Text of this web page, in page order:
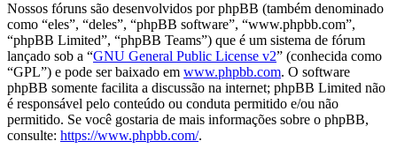
Nossos fóruns são desenvolvidos por phpBB (também denominado
como “eles”, “deles”, “phpBB software”, “www.phpbb.com”,
“phpBB Limited”, “phpBB Teams”) que é um sistema de fórum
lançado sob a “GNU General Public License v2” (conhecida como
“GPL”) e pode ser baixado em www.phpbb.com. O software
phpBB somente facilita a discussão na internet; phpBB Limited não
é responsável pelo conteúdo ou conduta permitido e/ou não
permitido. Se você gostaria de mais informações sobre o phpBB,
consulte: https://www.phpbb.com/.